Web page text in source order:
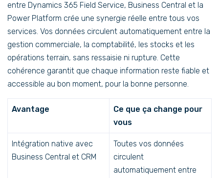
entre Dynamics 365 Field Service, Business Central et la
Power Platform crée une synergie réelle entre tous vos
services. Vos données circulent automatiquement entre la
gestion commerciale, la comptabilité, les stocks et les
opérations terrain, sans ressaisie ni rupture. Cette
cohérence garantit que chaque information reste fiable et
accessible au bon moment, pour la bonne personne.
Avantage
Ce que ça change pour
vous
Intégration native avec
Business Central et CRM
Toutes vos données
circulent
automatiquement entre